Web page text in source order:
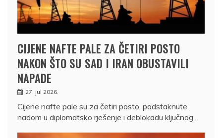
CIJENE NAFTE PALE ZA ČETIRI POSTO
NAKON ŠTO SU SAD I IRAN OBUSTAVILI
NAPADE
27. jul 2026.
Cijene nafte pale su za četiri posto, podstaknute
nadom u diplomatsko rješenje i deblokadu ključnog…